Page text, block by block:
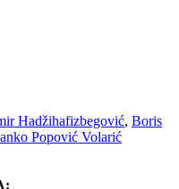
Hadžihafizbegović, Boris
Popović Volarić